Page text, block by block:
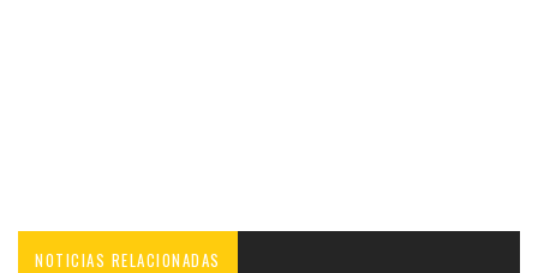
NOTICIAS RELACIONADAS